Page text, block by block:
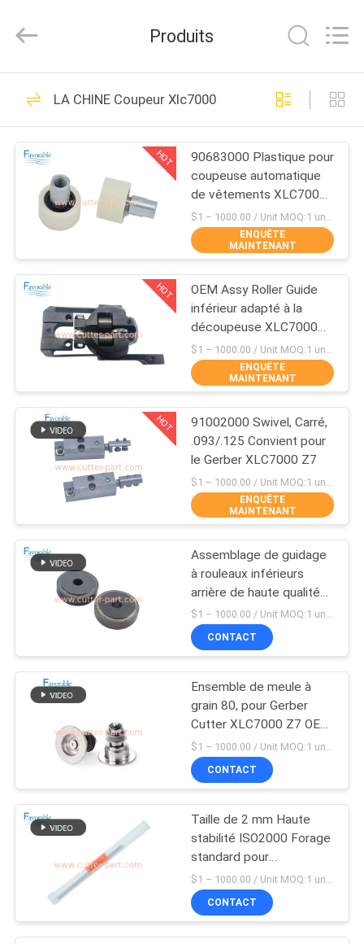
MAISON
PRODUITS
SUJET
NOUS
VISITE
D'USINE
CONTRÔLE
QUALITÉ
NOUS
NOUVELLES
UNE
CITATION
PLAN
SITE
PRIVACY
POLICY
AUTOMATION
EQUIPMENT
Rights
Pièces de coupe
156
Cutter GT7250
271
Coupeur GTXL
158
Coupeur Xlc7000
213
Machine de traceur
de coupe
10
Produits
LA CHINE Coupeur Xlc7000
HOT
90683000 Plastique pour
coupeuse automatique
de vêtements XLC7000
Z7
$1 – 1000.00 / Unit MOQ:1 unité / unités ne négocient
ENQUÊTE
MAINTENANT
HOT
OEM Assy Roller Guide
inférieur adapté à la
découpeuse XLC7000
GTXL Partie 94065000
ENQUÊTE
MAINTENANT
HOT
91002000 Swivel, Carré,
.093/.125 Convient pour
le Gerber XLC7000 Z7
ENQUÊTE
MAINTENANT
Assemblage de guidage
à rouleaux inférieurs
arrière de haute qualité
OEM pour Gerber
XLC7000 avec livraison
24 heures
$1 – 1000.00 / Unit MOQ:1 unité / unités ne négocient
CONTACT
Ensemble de meule à
grain 80, pour Gerber
Cutter XLC7000 Z7 OEM,
pierre à aiguiser de haute
qualité
$1 – 1000.00 / Unit MOQ:1 unité / unités ne négocient
CONTACT
Taille de 2 mm Haute
stabilité ISO2000 Forage
standard pour
découpeuse
automatique XLC7000
CONTACT